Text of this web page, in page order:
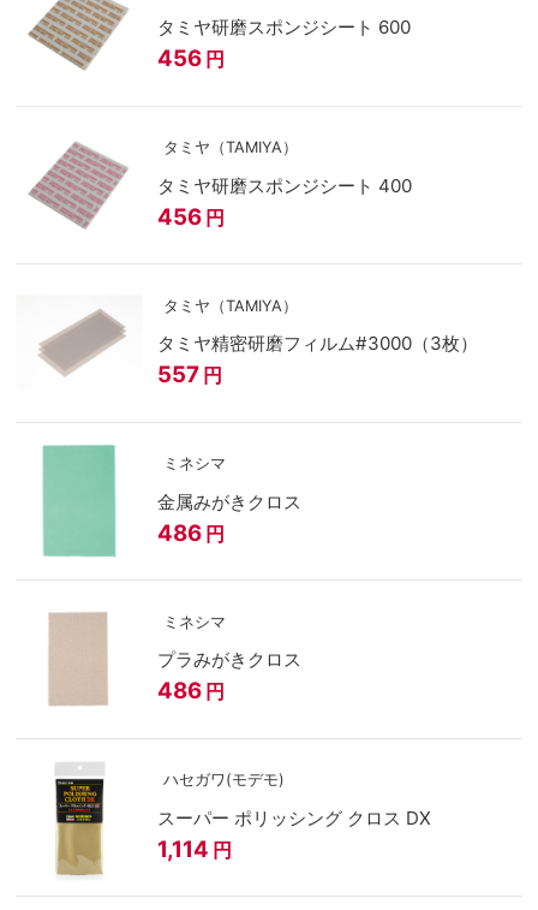
タミヤ研磨スポンジシート 600
456 円
タミヤ（TAMIYA）
タミヤ研磨スポンジシート 400
456 円
タミヤ（TAMIYA）
タミヤ精密研磨フィルム#3000（3枚）
557 円
ミネシマ
金属みがきクロス
486 円
ミネシマ
プラみがきクロス
486 円
ハセガワ(モデモ)
スーパー ポリッシング クロス DX
1,114 円